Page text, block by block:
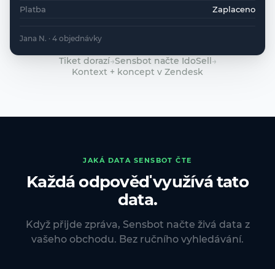
Platba
Zaplaceno
Jana N. · 4 objednávky
Tiket dorazí→Sensbot načte IdoSell→
Kontext + koncept v Zendesk
JAKÁ DATA SENSBOT ČTE
Každá odpověď využívá tato
data.
Když přijde zpráva, Sensbot načte živá data z
vašeho obchodu. Bez ručního vyhledávání.